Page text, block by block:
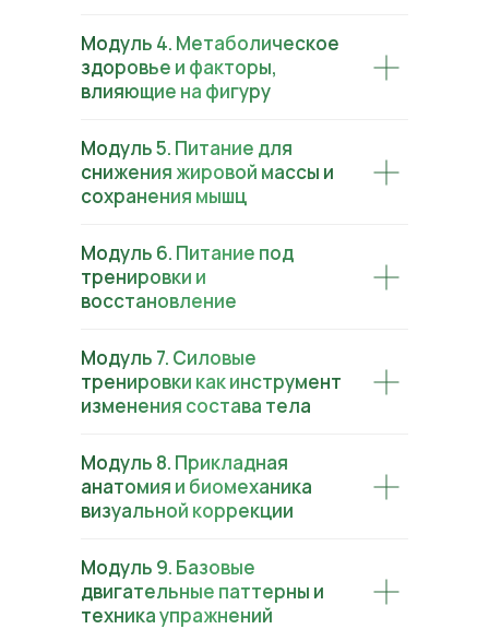
Модуль 4. Метаболическое
здоровье и факторы,
влияющие на фигуру
Модуль 5. Питание для
снижения жировой массы и
сохранения мышц
Модуль 6. Питание под
тренировки и
восстановление
Модуль 7. Силовые
тренировки как инструмент
изменения состава тела
Модуль 8. Прикладная
анатомия и биомеханика
визуальной коррекции
Модуль 9. Базовые
двигательные паттерны и
техника упражнений